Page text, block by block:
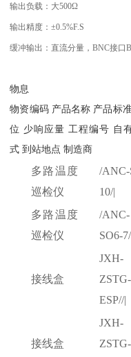
输出负载：大500Ω
输出精度：±0.5%F.S
缓冲输出：直流分量，BNC接口
物息
物资编码产品名称 产品标
位 少响应量 工程编号 自
式 到站地点 制造商
多路温度
巡检仪
/ANC-
10/|
多路温度
巡检仪
/ANC-
SO6-
接线盒
JXH-
ZSTG-
ESP//|
接线盒
JXH-
ZSTG-